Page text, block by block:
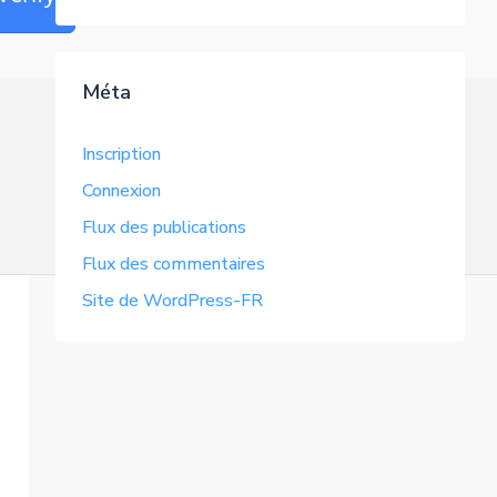
Méta
Inscription
Connexion
Flux des publications
Flux des commentaires
Site de WordPress-FR